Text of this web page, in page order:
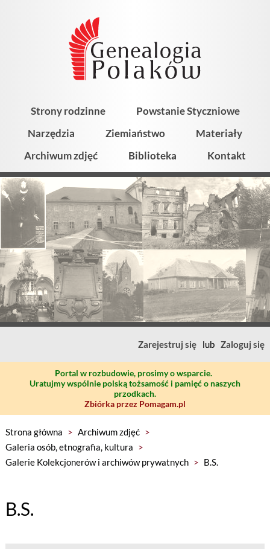
Strony rodzinne
Powstanie Styczniowe
Narzędzia
Ziemiaństwo
Materiały
Archiwum zdjęć
Biblioteka Kontakt
Zarejestruj się lub Zaloguj się
Portal w rozbudowie, prosimy o wsparcie.
Uratujmy wspólnie polską tożsamość i pamięć o naszych
przodkach.
Zbiórka przez Pomagam.pl
Strona główna > Archiwum zdjęć >
Galeria osób, etnografia, kultura >
Galerie Kolekcjonerów i archiwów prywatnych > B.S.
B.S.